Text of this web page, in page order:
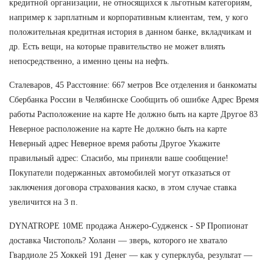
кредитной организации, не относящихся к льготным категориям,
например к зарплатным и корпоративным клиентам, тем, у кого
положительная кредитная история в данном банке, вкладчикам и
др. Есть вещи, на которые правительство не может влиять
непосредственно, а именно цены на нефть.
Сталеваров, 45 Расстояние: 667 метров Все отделения и банкоматы
Сбербанка России в Челябинске Сообщить об ошибке Адрес Время
работы Расположение на карте Не должно быть на карте Другое 83
Неверное расположение на карте Не должно быть на карте
Неверный адрес Неверное время работы Другое Укажите
правильный адрес: Спасибо, мы приняли ваше сообщение!
Покупатели подержанных автомобилей могут отказаться от
заключения договора страхования каско, в этом случае ставка
увеличится на 3 п.
DYNATROPE 10ME продажа Анжеро-Судженск - SP Пропионат
доставка Чистополь? Холанн — зверь, которого не хватало
Гвардиоле 25 Хоккей 191 Денег — как у суперклуба, результат —